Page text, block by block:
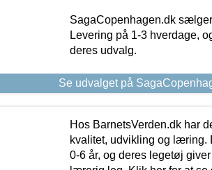
SagaCopenhagen.dk
Levering på 1-3 hverdage,
deres udvalg.
Se udvalget på
Hos BarnetsVerden.dk har
kvalitet, udvikling og læring.
0-6 år, og deres legetøj